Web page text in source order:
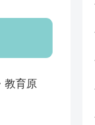
教育原